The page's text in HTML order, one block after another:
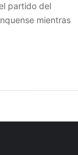
partido del
mientras